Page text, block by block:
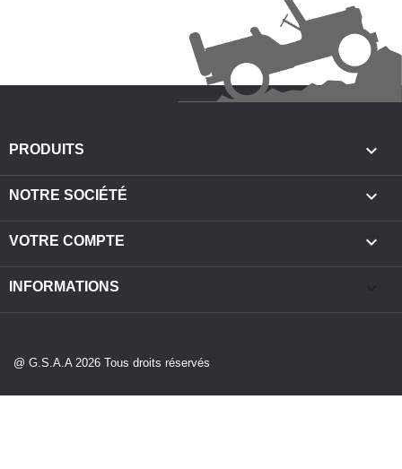
PRODUITS 
NOTRE SOCIÉTÉ 
VOTRE COMPTE 
INFORMATIONS
@ G.S.A.A 2026 Tous droits réservés